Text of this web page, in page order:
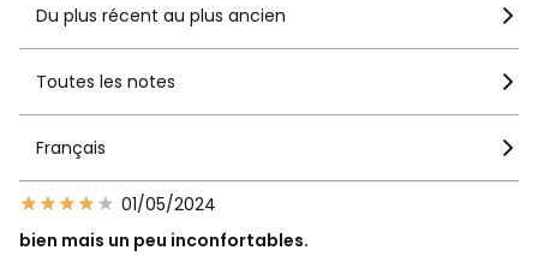
Du plus récent au plus ancien
Toutes les notes
Français
01/05/2024
bien mais un peu inconfortables.